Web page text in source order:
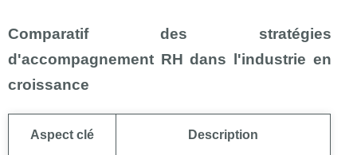
Comparatif des stratégies
d'accompagnement RH dans l'industrie en
croissance
Aspect clé Description